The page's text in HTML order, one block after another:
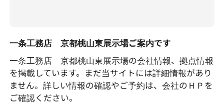
一条工務店 京都桃山東展示場ご案内です
一条工務店 京都桃山東展示場の会社情報、拠点情報
を掲載しています。まだ当サイトには詳細情報があり
ません。詳しい情報の確認やご予約は、会社のＨＰを
ご確認ください。